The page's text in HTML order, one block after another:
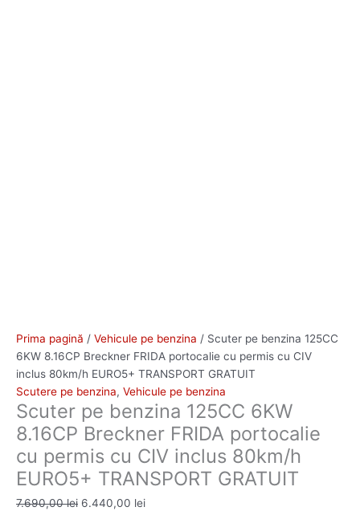
Prima pagină / Vehicule pe benzina / Scuter pe benzina 125CC
6KW 8.16CP Breckner FRIDA portocalie cu permis cu CIV
inclus 80km/h EURO5+ TRANSPORT GRATUIT
Scutere pe benzina, Vehicule pe benzina
Scuter pe benzina 125CC 6KW
8.16CP Breckner FRIDA portocalie
cu permis cu CIV inclus 80km/h
EURO5+ TRANSPORT GRATUIT
7.690,00lei 6.440,00 lei